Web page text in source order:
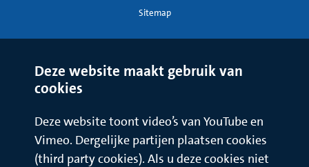
Sitemap
Deze website maakt gebruik van
cookies
Deze website toont video’s van YouTube en
Vimeo. Dergelijke partijen plaatsen cookies
(third party cookies). Als u deze cookies niet